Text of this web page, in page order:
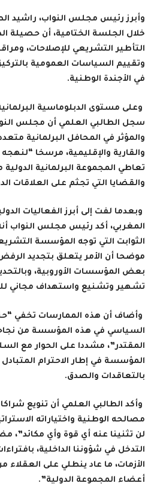
وأبرز رئيس مجلس النواب، راشيد
خلال الجلسة الختامية، أن حصيلة
التأطير التشريعي للإصلاحات،
وتقييم السياسات العمومية
في الأجندة الوطنية.
وعلى مستوى الدبلوماسية
سجل الطالبي العلمي أن مجلس
والمؤثر في المحافل البرلمانية
والقارية والإقليمية، مرسخا “لنهجه
تعاطي المجموعة البرلمانية الدولية
والقضايا التي تجثم على العلاقات
وبعدما لفت إلى أبرز الفعاليات
المغربي، أكد رئيس مجلس النواب
الثوابت التي توجه المؤسسة
موضحا أن الأمر يتعلق بتجديد
بعض المؤسسات الأوروبية،
تشهير وتشنيع واستهداف مجاني
وأضاف أن هذه الممارسات تخفي
السياسي في هذه المؤسسة من
المقتدر”، مشددا على الحوار مع
المؤسسة في إطار الاحترام المتبادل
بالتعاقدات والصدق.
وأكد الطالبي العلمي أن تنويع
مصالحه الوطنية واختياراته
لن تثنينا عنه أي قوة وأي مكائد”،
التدخل في شؤوننا الداخلية،
الأزمات، ما عاد ينطلي على
أعضاء المجموعة الدولية”.